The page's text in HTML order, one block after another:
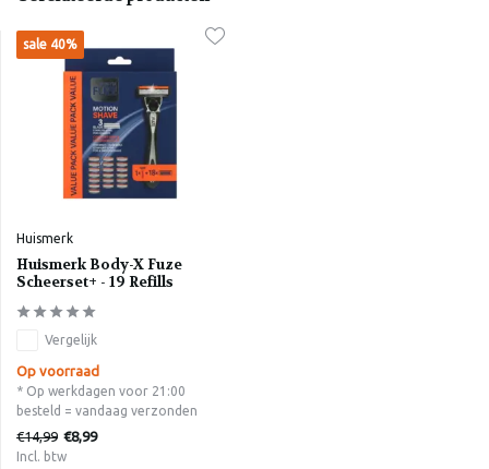
sale 40%
Huismerk
Huismerk Body-X Fuze
Scheerset+ - 19 Refills
Vergelijk
Op voorraad
* Op werkdagen voor 21:00
besteld = vandaag verzonden
€14,99 €8,99
Incl. btw